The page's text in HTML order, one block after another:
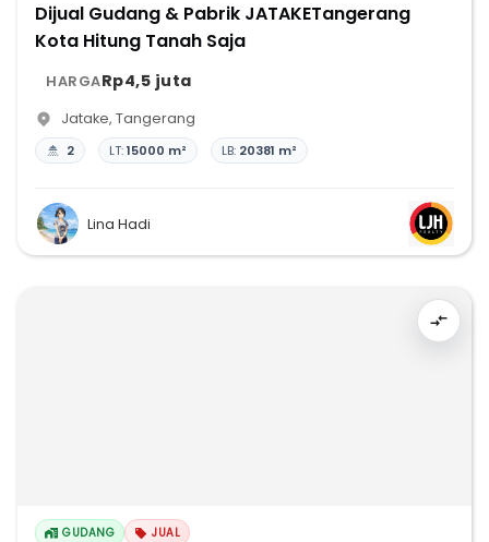
Dijual Gudang & Pabrik JATAKETangerang
Kota Hitung Tanah Saja
HARGARp4,5 juta
Jatake, Tangerang
2 LT:15000 m² LB: 20381 m²
Lina Hadi
GUDANG JUAL